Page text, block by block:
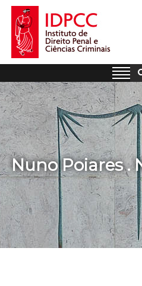
Skip
content
IDPCC
Instituto de Direito Penal e
Nuno Poiares .